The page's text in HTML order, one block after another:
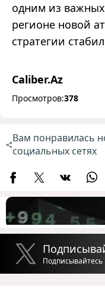
одним из
регионе новой
стратегии
Caliber.Az
Просмотров:378
Вам понравилась
социальных сетях